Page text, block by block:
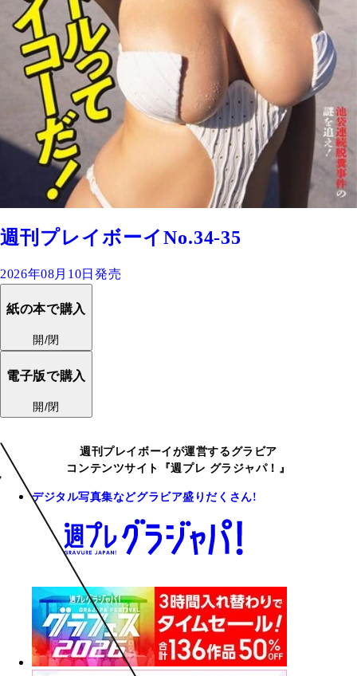
週刊プレイボーイNo.34-35
2026年08月10日発売
紙の本で購入
開/閉
電子版で購入
開/閉
週刊プレイボーイが運営するグラビア
コンテンツサイト『週プレ グラジャパ！』
デジタル写真集などグラビア盛りだくさん!